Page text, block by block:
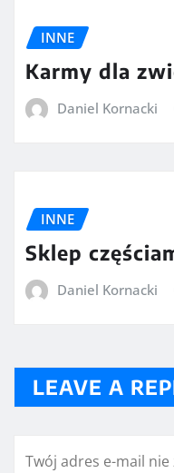
INNE
Karmy dla
Daniel Kornacki
INNE
Sklep
Daniel Kornacki
LEAVE A
Twój adres e-mail